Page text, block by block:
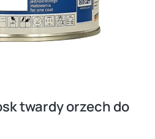
twardy orzech do